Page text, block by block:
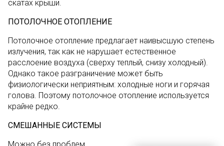
скатах крыши.
ПОТОЛОЧНОЕ ОТОПЛЕНИЕ
Потолочное отопление предлагает наивысшую степень
излучения, так как не нарушает естественное
расслоение воздуха (сверху теплый, снизу холодный).
Однако такое разграничение может быть
физиологически неприятным: холодные ноги и горячая
голова. Поэтому потолочное отопление используется
крайне редко.
СМЕШАННЫЕ СИСТЕМЫ